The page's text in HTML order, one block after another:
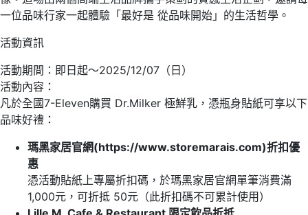
一位品味行家一起體驗「最好是 從品味開始」的生活哲學。
活動資訊
活動期間：即日起～2025/12/07（日）
活動內容：
凡於全國7-Eleven購買 Dr.Milker 極鮮乳，憑瓶身貼紙可享以下
品味好禮：
瑪黑家居官網(https://www.storemarais.com)折扣優
惠
憑活動貼紙上專屬折扣碼，於瑪黑家居官網單筆消費滿
1,000元，可折抵 50元（此折扣碼不可累計使用）